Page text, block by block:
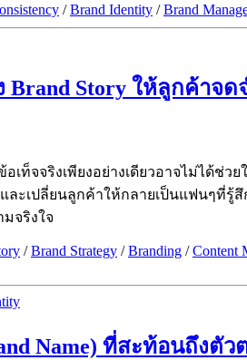
/Brand Identity /Brand
Brand Story ให้ลูกค้าจด
ท็จจริงเพียงอย่างเดียวอาจไม่ได้ช่
ละเปลี่ยนลูกค้าให้กลายเป็นแฟนๆที่
จริงใจ
/Brand Strategy /Branding /Content
Name) ที่สะท้อนถึงตัว